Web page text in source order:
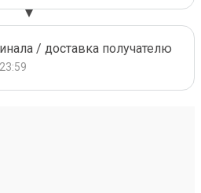
/ доставка получателю